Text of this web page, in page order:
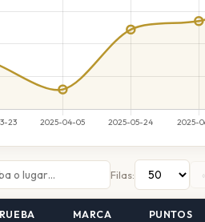
Filas: «
MARCA PUNTOS